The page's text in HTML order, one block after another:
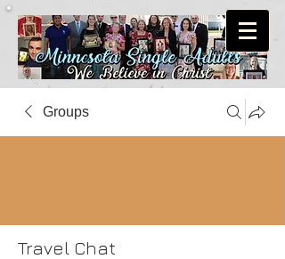
Groups
Travel Chat